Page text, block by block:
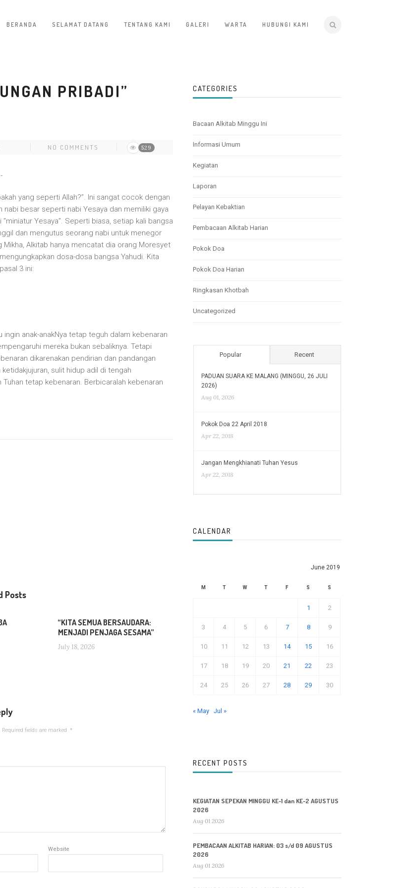
BERANDA SELAMAT DATANG TENTANG KAMI GALERI WARTA HUBUNGI KAMI
PRIBADI”
NO COMMENTS 529
yang seperti Allah?”. Ini sangat cocok dengan
nabi besar seperti nabi Yesaya dan memiliki gaya
Yesaya”. Seperti biasa, setiap kali bangsa
dan mengutus seorang nabi untuk menegor
Alkitab hanya mencatat dia orang Moresyet
dosa-dosa bangsa Yahudi. Kita
3 ini:
anak-anakNya tetap teguh dalam kebenaran
mereka bukan sebaliknya. Tetapi
dikarenakan pendirian dan pandangan
sulit hidup adil di tengah
tetap kebenaran. Berbicaralah kebenaran
Posts
“KITA SEMUA BERSAUDARA:
MENJADI PENJAGA SESAMA”
July 18, 2026
Required fields are marked *
Website
CATEGORIES
Bacaan Alkitab Minggu Ini
Informasi Umum
Kegiatan
Laporan
Pelayan Kebaktian
Pembacaan Alkitab Harian
Pokok Doa
Pokok Doa Harian
Ringkasan Khotbah
Uncategorized
Popular Recent
PADUAN SUARA KE MALANG (MINGGU, 26 JULI
2026)
Aug 01, 2026
Pokok Doa 22 April 2018
Apr 22, 2018
Jangan Mengkhianati Tuhan Yesus
Apr 22, 2018
CALENDAR
June 2019
M T W T F S S
1 2
3 4 5 6 7 8 9
10 11 12 13 14 15 16
17 18 19 20 21 22 23
24 25 26 27 28 29 30
« May Jul »
RECENT POSTS
KEGIATAN SEPEKAN MINGGU KE-1 dan KE-2 AGUSTUS
2026
Aug 01 2026
PEMBACAAN ALKITAB HARIAN: 03 s/d 09 AGUSTUS
2026
Aug 01 2026